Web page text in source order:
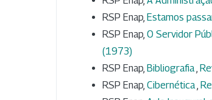
RSP Enap, Estamos
RSP Enap, O Servidor
(1973)
RSP Enap, Bibliografia
RSP Enap, Cibernética